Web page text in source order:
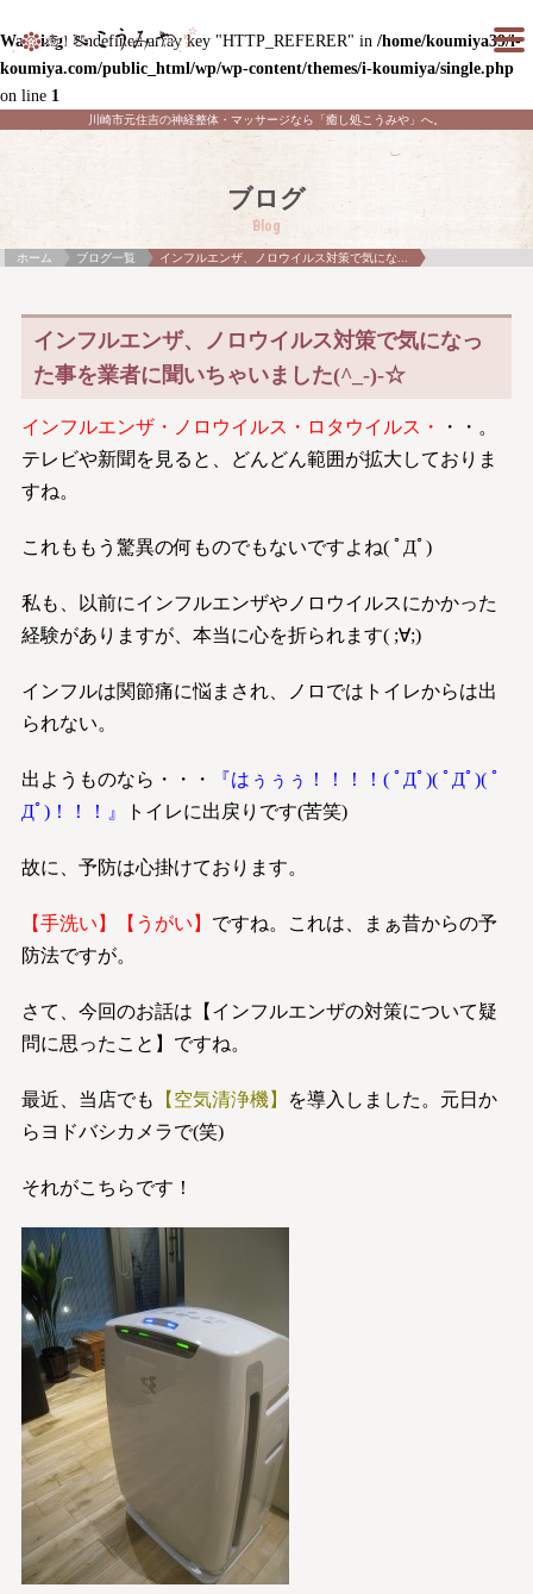
Warning: Undefined array key "HTTP_REFERER" in /home/koumiya39/i-
koumiya.com/public_html/wp/wp-content/themes/i-koumiya/single.php
on line 1
川崎市元住吉の神経整体・マッサージなら「癒し処こうみや」へ。
ブログ
Blog
ホーム ブログ一覧 インフルエンザ、ノロウイルス対策で気にな...
インフルエンザ、ノロウイルス対策で気になっ
た事を業者に聞いちゃいました(^_-)-☆
インフルエンザ・ノロウイルス・ロタウイルス・
・・。
テレビや新聞を見ると、どんどん範囲が拡大しておりま
すね。
これももう驚異の何ものでもないですよね( ﾟДﾟ)
私も、以前にインフルエンザやノロウイルスにかかった
経験がありますが、本当に心を折られます( ;∀;)
インフルは関節痛に悩まされ、ノロではトイレからは出
られない。
出ようものなら・・・
『はぅぅぅ！！！！( ﾟДﾟ)( ﾟДﾟ)( ﾟ
Дﾟ)！！！』
トイレに出戻りです(苦笑)
故に、予防は心掛けております。
【手洗い】【うがい】 ですね。これは、まぁ昔からの予
防法ですが。
さて、今回のお話は【インフルエンザの対策について疑
問に思ったこと】ですね。
最近、当店でも 【空気清浄機】
を導入しました。元日か
らヨドバシカメラで(笑)
それがこちらです！